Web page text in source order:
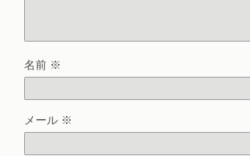
名前 ※
メール ※